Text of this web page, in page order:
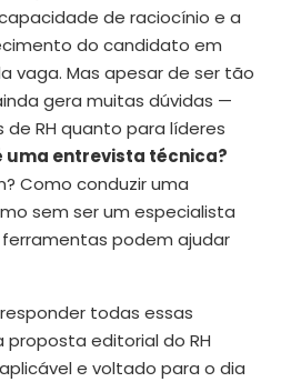
de raciocínio e a
do candidato em
vaga. Mas apesar de ser tão
gera muitas dúvidas —
RH quanto para líderes
uma entrevista técnica?
Como conduzir uma
sem ser um especialista
ferramentas podem ajudar
todas essas
editorial do RH
e voltado para o dia